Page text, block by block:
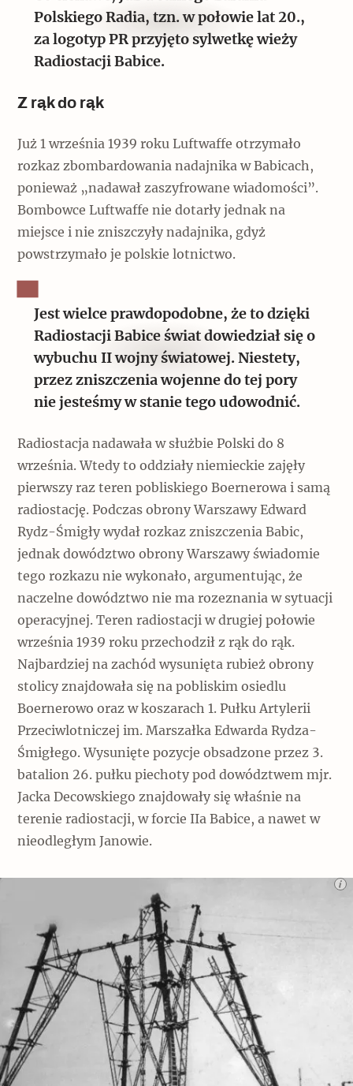
Polskiego Radia, tzn. w połowie lat 20.,
za logotyp PR przyjęto sylwetkę wieży
Radiostacji Babice.
Z rąk do rąk
Już 1 września 1939 roku Luftwaffe otrzymało
rozkaz zbombardowania nadajnika w Babicach,
ponieważ „nadawał zaszyfrowane wiadomości”.
Bombowce Luftwaffe nie dotarły jednak na
miejsce i nie zniszczyły nadajnika, gdyż
powstrzymało je polskie lotnictwo.
Jest wielce prawdopodobne, że to dzięki
Radiostacji Babice świat dowiedział się o
wybuchu II wojny światowej. Niestety,
przez zniszczenia wojenne do tej pory
nie jesteśmy w stanie tego udowodnić.
Radiostacja nadawała w służbie Polski do 8
września. Wtedy to oddziały niemieckie zajęły
pierwszy raz teren pobliskiego Boernerowa i samą
radiostację. Podczas obrony Warszawy Edward
Rydz-Śmigły wydał rozkaz zniszczenia Babic,
jednak dowództwo obrony Warszawy świadomie
tego rozkazu nie wykonało, argumentując, że
naczelne dowództwo nie ma rozeznania w sytuacji
operacyjnej. Teren radiostacji w drugiej połowie
września 1939 roku przechodził z rąk do rąk.
Najbardziej na zachód wysunięta rubież obrony
stolicy znajdowała się na pobliskim osiedlu
Boernerowo oraz w koszarach 1. Pułku Artylerii
Przeciwlotniczej im. Marszałka Edwarda Rydza-
Śmigłego. Wysunięte pozycje obsadzone przez 3.
batalion 26. pułku piechoty pod dowództwem mjr.
Jacka Decowskiego znajdowały się właśnie na
terenie radiostacji, w forcie IIa Babice, a nawet w
nieodległym Janowie.